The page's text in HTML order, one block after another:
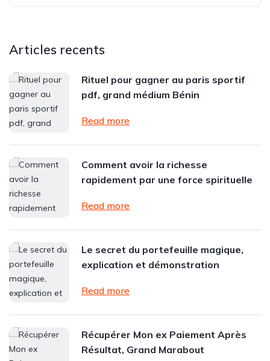
Articles recents
Rituel pour gagner au paris sportif
pdf, grand médium Bénin
Read more
Comment avoir la richesse
rapidement par une force spirituelle
Read more
Le secret du portefeuille magique,
explication et démonstration
Read more
Récupérer Mon ex Paiement Après
Résultat, Grand Marabout